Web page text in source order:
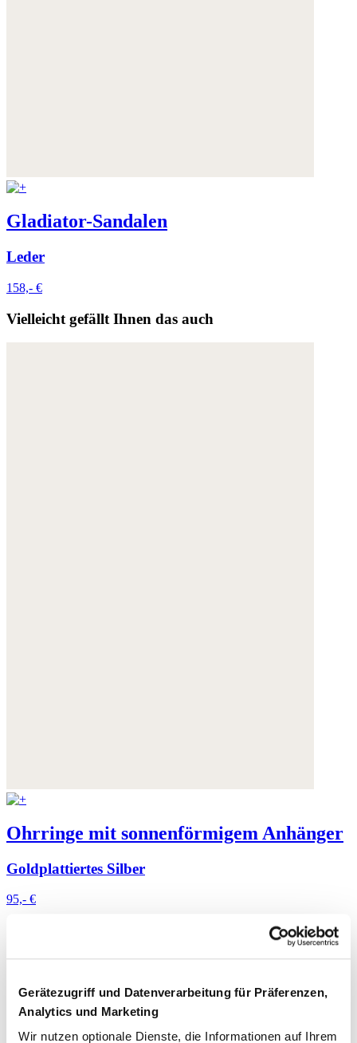
Gerätezugriff und Datenverarbeitung für Präferenzen,
Analytics und Marketing
Wir nutzen optionale Dienste, die Informationen auf Ihrem
Gladiator-Sandalen
Leder
158,- €
Vielleicht gefällt Ihnen das auch
Ohrringe mit sonnenförmigem Anhänger
Goldplattiertes Silber
95,- €